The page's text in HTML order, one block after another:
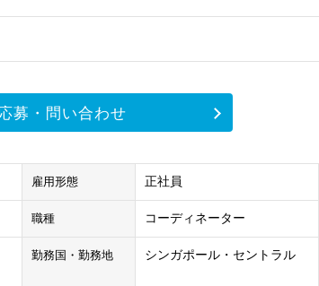
募・問い合わせ
雇用形態 正社員
職種 コーディネーター
勤務国・勤務地 シンガポール・セントラル